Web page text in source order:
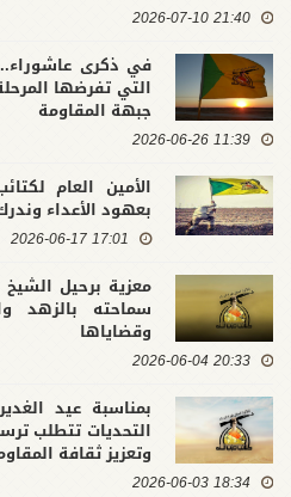
21:40 2026-07-10
في ذكرى عاشوراء..
التي تفرضها
جبهة المقاومة
11:39 2026-06-26
الأمين العام
بعهود الأعداء
17:01 2026-06-17
معزية برحيل
سماحته بالزهد
وقضاياها
20:33 2026-06-04
بمناسبة عيد
التحديات تتطلب
وتعزيز ثقافة
18:34 2026-06-03